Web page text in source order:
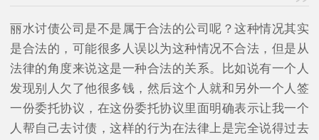
丽水讨债公司是不是属于合法的公司呢？这种情况其实
是合法的，可能很多人误以为这种情况不合法，但是从
法律的角度来说这是一种合法的关系。比如说有一个人
发现别人欠了他很多钱，然后这个人就和另外一个人签
一份委托协议，在这份委托协议里面明确表示让我一个
人帮自己去讨债，这样的行为在法律上是完全说得过去